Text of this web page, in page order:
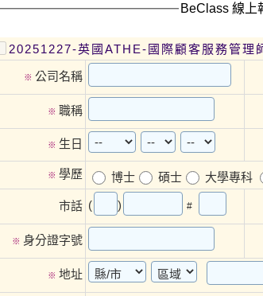
BeClass 線上
20251227-英國ATHE-國際顧客服務管理
※ 公司名稱
※ 職稱
※ 生日
※ 學歷 博士 碩士 大學專科
市話 ( ) #
※ 身分證字號
※ 地址